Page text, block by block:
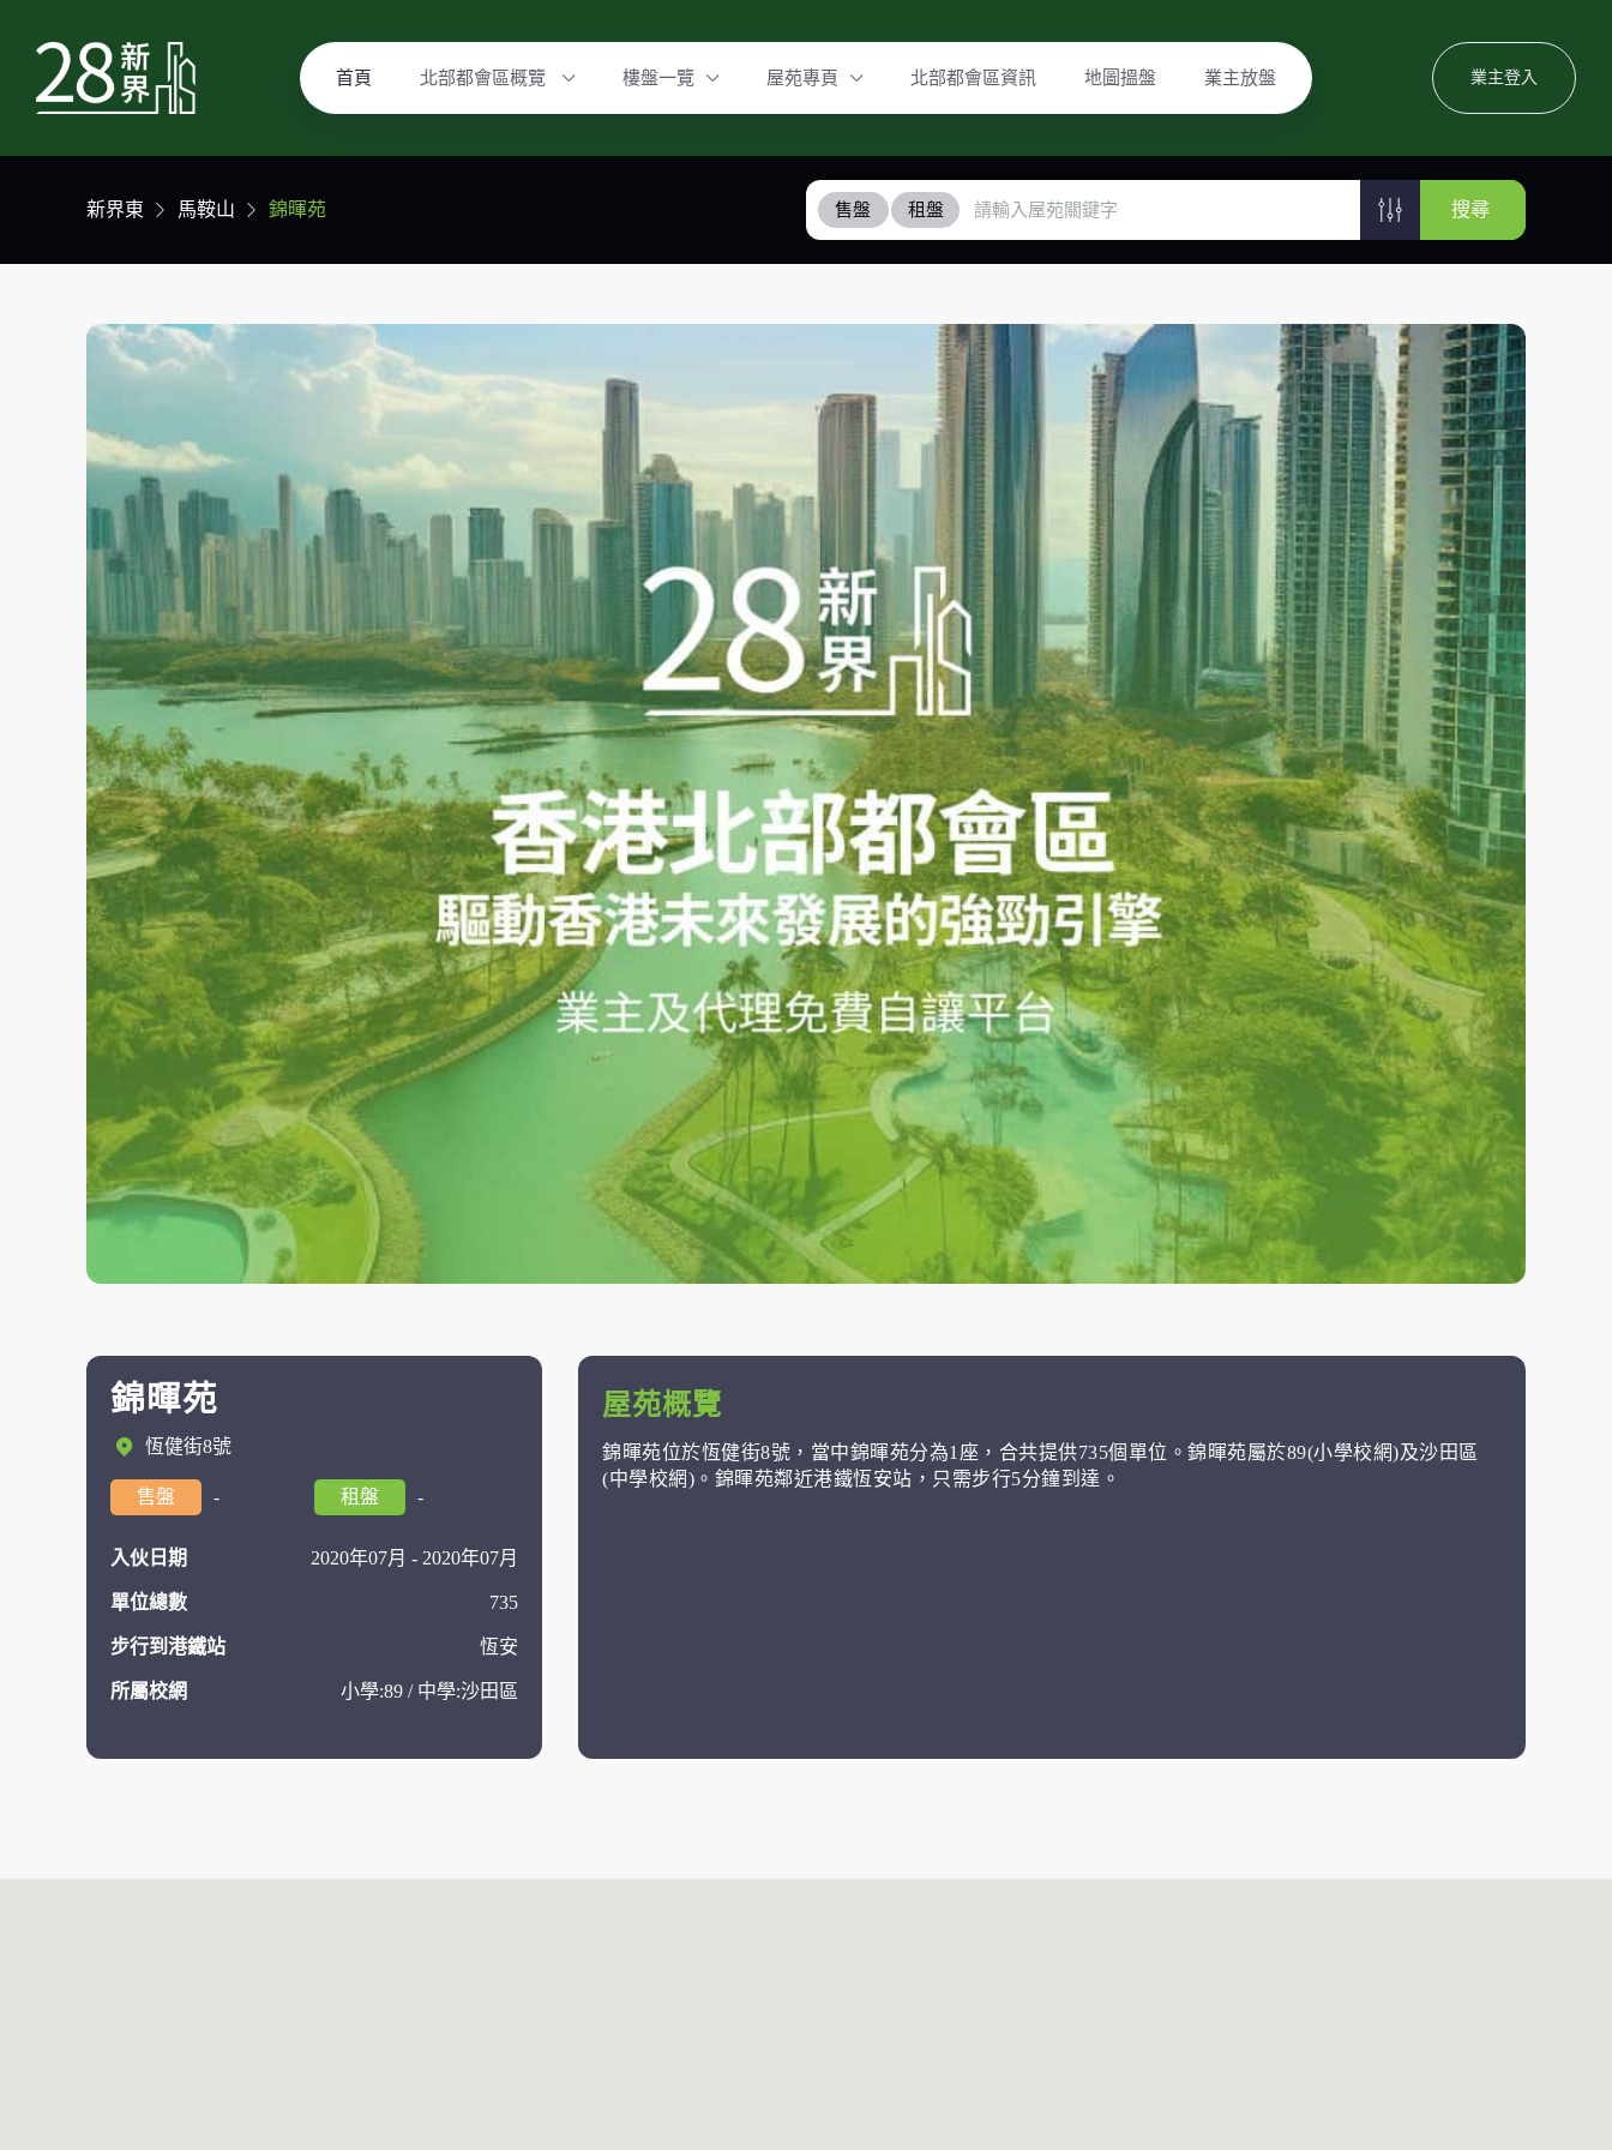
首頁 北部都會區概覽 樓盤一覽 屋苑專頁 北部都會區資訊 地圖搵盤 業主放盤 業主登入
新界東 馬鞍山 錦暉苑 售盤 租盤 搜尋
錦暉苑
恆健街8號
售盤 - 租盤 -
入伙日期 2020年07月 - 2020年07月
單位總數 735
步行到港鐵站 恆安
所屬校網 小學:89 / 中學:沙田區
屋苑概覽
錦暉苑位於恆健街8號，當中錦暉苑分為1座，合共提供735個單位。錦暉苑屬於89(小學校網)及沙田區
(中學校網)。錦暉苑鄰近港鐵恆安站，只需步行5分鐘到達。